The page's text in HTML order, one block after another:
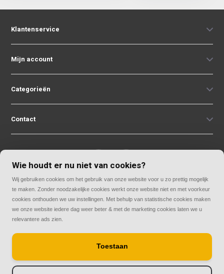
Klantenservice
Mijn account
Categorieën
Contact
© Copyright 2026
Rolluiken33 | Thuis in rolluiken
Wie houdt er nu niet van cookies?
Wij gebruiken cookies om het gebruik van onze website voor u zo prettig mogelijk
te maken. Zonder noodzakelijke cookies werkt onze website niet en met voorkeur
cookies onthouden we uw instellingen. Met behulp van statistische cookies maken
we onze website iedere dag weer beter & met de marketing cookies laten we u
relevantere ads zien.
Toestaan